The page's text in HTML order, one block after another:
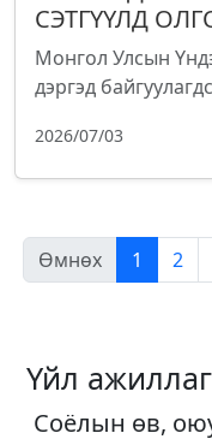
СЭТГҮҮЛД
Монгол Улсын
дэргэд
2026/07/03
Өмнөх 1 2
Үйл
Соёлын өв,